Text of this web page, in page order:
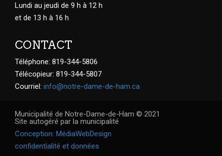
Lundi au jeudi de 9 h à 12 h
et de 13 h à 16 h
CONTACT
Téléphone: 819-344-5806
Télécopieur: 819-344-5807
Courriel: info@notre-dame-de-ham.ca
Municipalité de Notre-Dame-de-Ham © 2021
Site autogéré par la municipalité
Conception: MédiaWebDesign
confidentialité et données